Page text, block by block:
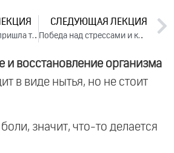
Что делать, когда пришла тяжелая судьба. День 3. Часть 1 (2023)
СЛЕДУЮЩАЯ ЛЕКЦИЯ
Победа над стрессами и кризисами жизни. Часть 1 (2023)
и восстановление организма
в виде нытья, но не стоит
значит, что-то делается